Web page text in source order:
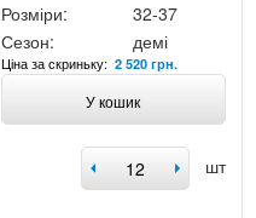
Розміри:
32-37
Сезон:
демі
Ціна за скриньку:2 520 грн.
У кошик
шт